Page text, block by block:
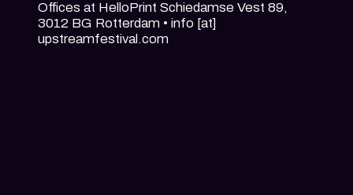
Offices at HelloPrint Schiedamse Vest 89,
3012 BG Rotterdam • info [at]
upstreamfestival.com